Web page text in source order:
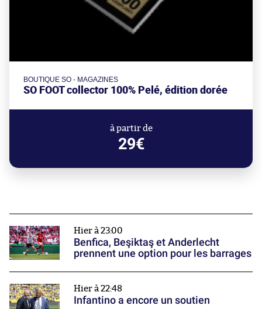
BOUTIQUE SO - MAGAZINES
SO FOOT collector 100% Pelé, édition dorée
à partir de
29€
Hier à 23:00
Benfica, Beşiktaş et Anderlecht
prennent une option pour les barrages
Hier à 22:48
Infantino a encore un soutien